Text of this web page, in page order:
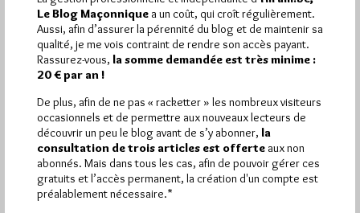
Par Jiri Pragman
Mercredi 3/02/10
Lu 106 fois
Les Belges et les Nordistes qui voudront bien passer la
DansDivers 4 commentaires
Richard Wagner, un autre faux Franc-
Maçon célèbre?
Le Blog Maçonnique a un coût, qui croît régulièrement.
Aussi, afin d’assurer la pérennité du blog et de maintenir sa
qualité, je me vois contraint de rendre son accès payant.
Rassurez-vous, la somme demandée est très minime :
20 € par an !
De plus, afin de ne pas « racketter » les nombreux visiteurs
occasionnels et de permettre aux nouveaux lecteurs de
découvrir un peu le blog avant de s’y abonner, la
consultation de trois articles est offerte aux non
abonnés. Mais dans tous les cas, afin de pouvoir gérer ces
gratuits et l’accès permanent, la création d'un compte est
préalablement nécessaire.*